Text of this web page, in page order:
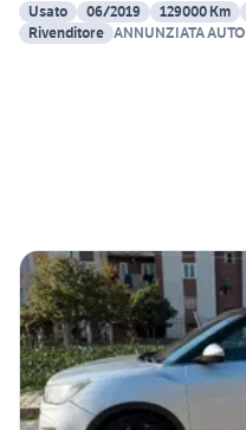
Usato
06/2019 129000 Km
Rivenditore ANNUNZIATA AUTO